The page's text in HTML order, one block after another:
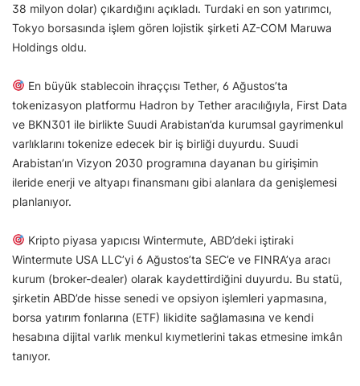
38 milyon dolar) çıkardığını açıkladı. Turdaki en son yatırımcı,
Tokyo borsasında işlem gören lojistik şirketi AZ-COM Maruwa
Holdings oldu.
En büyük stablecoin ihraççısı Tether, 6 Ağustos’ta
tokenizasyon platformu Hadron by Tether aracılığıyla, First Data
ve BKN301 ile birlikte Suudi Arabistan’da kurumsal gayrimenkul
varlıklarını tokenize edecek bir iş birliği duyurdu. Suudi
Arabistan’ın Vizyon 2030 programına dayanan bu girişimin
ileride enerji ve altyapı finansmanı gibi alanlara da genişlemesi
planlanıyor.
Kripto piyasa yapıcısı Wintermute, ABD’deki iştiraki
Wintermute USA LLC’yi 6 Ağustos’ta SEC’e ve FINRA’ya aracı
kurum (broker-dealer) olarak kaydettirdiğini duyurdu. Bu statü,
şirketin ABD’de hisse senedi ve opsiyon işlemleri yapmasına,
borsa yatırım fonlarına (ETF) likidite sağlamasına ve kendi
hesabına dijital varlık menkul kıymetlerini takas etmesine imkân
tanıyor.